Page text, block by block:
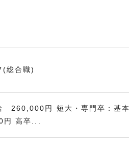
(総合職)
260,000円 短大・専門卒：基本
高卒...